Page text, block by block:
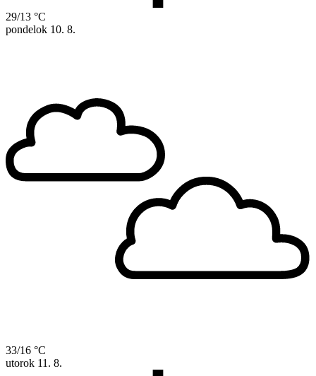
29/13 °C
pondelok 10. 8.
33/16 °C
utorok 11. 8.